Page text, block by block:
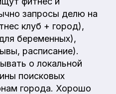
запросы делю на
клуб + город),
беременных),
расписание).
о локальной
поисковых
города. Хорошо